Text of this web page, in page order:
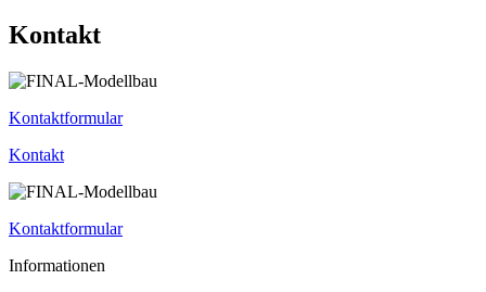
Kontakt
Kontaktformular
Kontakt
Kontaktformular
Informationen